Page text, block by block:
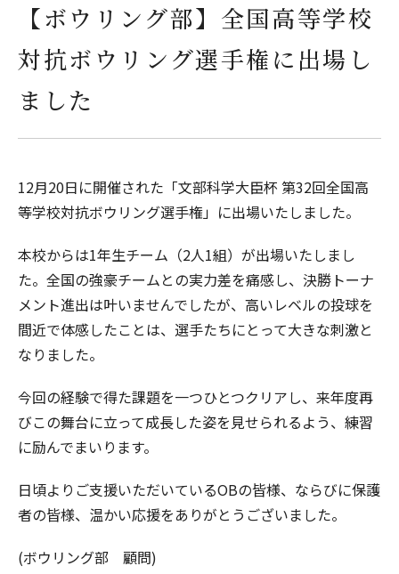
教職員採用 求人情報配信登録
Hongo Stories
【ボウリング部】全国高等学校
対抗ボウリング選手権に出場し
ました
12月20日に開催された「文部科学大臣杯 第32回全国高
等学校対抗ボウリング選手権」 に出場いたしました。
本校からは1年生チーム（2人1組）が出場いたしまし
た。 全国の強豪チームとの実力差を痛感し、 決勝トーナ
メント進出は叶いませんでしたが、 高いレベルの投球を
間近で体感したことは、 選手たちにとって大きな刺激と
なりました。
今回の経験で得た課題を一つひとつクリアし、 来年度再
びこの舞台に立って成長した姿を見せられるよう、 練習
に励んでまいります。
日頃よりご支援いただいているOBの皆様、 ならびに保護
者の皆様、温かい応援をありがとうございました。
(ボウリング部 顧問)